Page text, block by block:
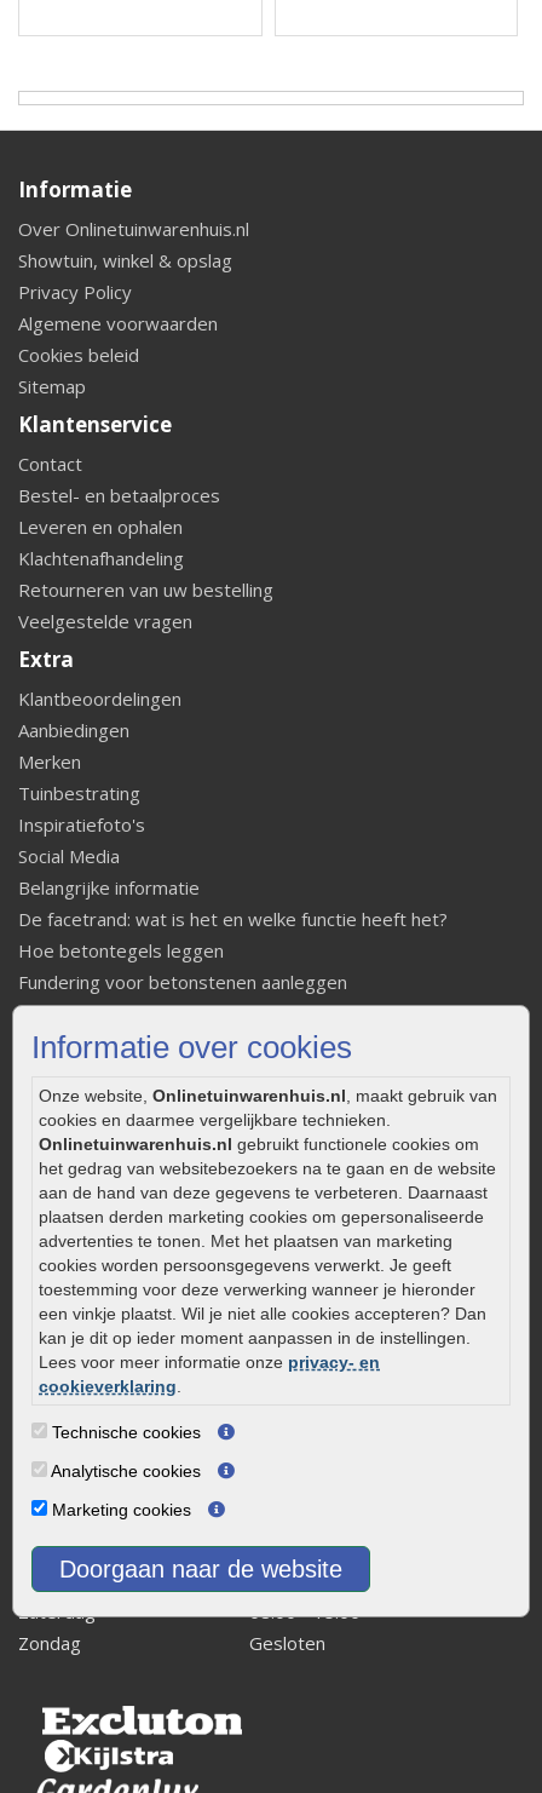
Informatie over cookies
Onze website, Onlinetuinwarenhuis.nl , maakt gebruik van
cookies en daarmee vergelijkbare technieken.
Onlinetuinwarenhuis.nl gebruikt functionele cookies om
het gedrag van websitebezoekers na te gaan en de website
aan de hand van deze gegevens te verbeteren. Daarnaast
plaatsen derden marketing cookies om gepersonaliseerde
advertenties te tonen. Met het plaatsen van marketing
cookies worden persoonsgegevens verwerkt. Je geeft
toestemming voor deze verwerking wanneer je hieronder
een vinkje plaatst. Wil je niet alle cookies accepteren? Dan
kan je dit op ieder moment aanpassen in de instellingen.
Lees voor meer informatie onze privacy- en
cookieverklaring
Technische cookies
Analytische cookies
Marketing cookies
Doorgaan naar de website
Informatie
Over Onlinetuinwarenhuis.nl
Showtuin, winkel & opslag
Privacy Policy
Algemene voorwaarden
Cookies beleid
Sitemap
Klantenservice
Contact
Bestel- en betaalproces
Leveren en ophalen
Klachtenafhandeling
Retourneren van uw bestelling
Veelgestelde vragen
Extra
Klantbeoordelingen
Aanbiedingen
Merken
Tuinbestrating
Inspiratiefoto's
Social Media
Belangrijke informatie
De facetrand: wat is het en welke functie heeft het?
Hoe betontegels leggen
Fundering voor betonstenen aanleggen
Welke tuinstijl past bij mij
Strakke tuin inrichten
Onderhoud van gebakken bestrating
Aanlegtips voor gebakken bestrating
Zelf een terras aanleggen
Kleine stadstuin inrichten
0320 – 219170
Kaapstanderweg 41
8243 RB Lelystad
info@onlinetuinwarenhuis.nl
Routebeschrijving
Dinsdag
Woensdag
Donderdag
08:00 - 17:00
Vrijdag
08:00 - 17:00
Zaterdag
08:00 - 15.00
Zondag
Gesloten